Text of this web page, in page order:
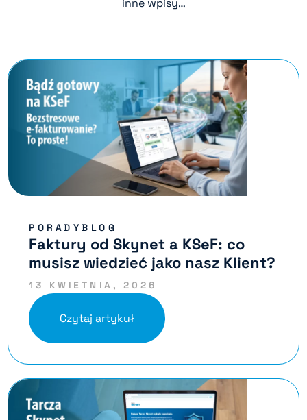
inne wpisy…
PORADYBLOG
Faktury od Skynet a KSeF: co
musisz wiedzieć jako nasz Klient?
13 KWIETNIA, 2026
Czytaj artykuł